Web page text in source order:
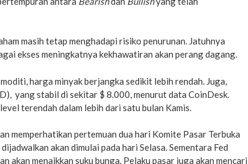
masih tetap menghadapi risiko penurunan. Jatuhnya
ekses meningkatnya kekhawatiran akan perang dagang.
harga minyak berjangka sedikit lebih rendah. Juga,
yang stabil di sekitar $ 8.000, menurut data CoinDesk.
terendah dalam lebih dari satu bulan Kamis.
memperhatikan pertemuan dua hari Komite Pasar Terbuka
akan dimulai pada hari Selasa. Sementara Fed
akan menaikkan suku bunga. Pelaku pasar juga akan mencari